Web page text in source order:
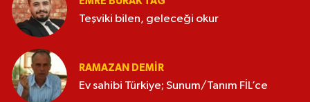
Teşviki bilen, geleceği okur
RAMAZAN DEMİR
Ev sahibi Türkiye; Sunum/Tanım FİL’ce